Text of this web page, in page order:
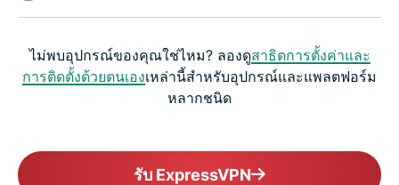
ไม่พบอุปกรณ์ของคุณใช่ไหม? ลองดูสาธิตการตั้งค่าและ
การติดตั้งด้วยตนเองเหล่านี้สำหรับอุปกรณ์และแพลตฟอร์ม
หลากชนิด
รับ ExpressVPN